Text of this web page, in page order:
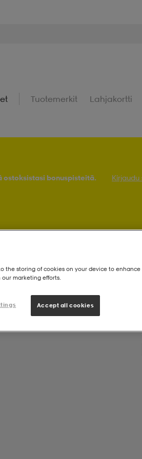
Tuotemerkit Lahjakortti
ostoksistasi bonuspisteitä. Kirjaudu
the storing of cookies on your device to enhance
marketing efforts.
Accept all cookies